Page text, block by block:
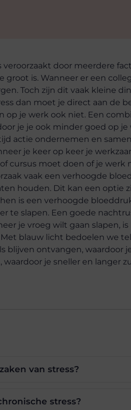
door meerdere
is. Wanneer er een
Toch zijn dit vaak kleine
dan moet je direct aan de
je werk ook niet. Een
je je ook minder goed op
actie ondernemen en
je keer op keer je
cursus moet doen of je werk
vaak een verhoogde
houden. Dit kan een optie
is een verhoogde
te slapen. Een goede
je vroeg wilt gaan slapen,
blauw licht bedoelen we
ontvangen, waardoor
waardoor je sneller en langer
van stress?
stress?